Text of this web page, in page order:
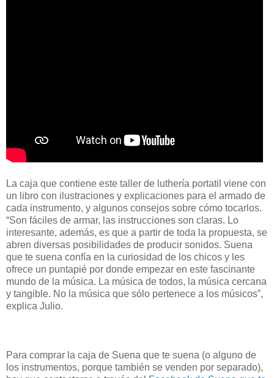
La caja que contiene este taller de luthería portatil viene con
un libro con ilustraciones y explicaciones para el armado de
cada instrumento, y algunos consejos sobre cómo tocarlos.
“Son fáciles de armar, las instrucciones son claras. Lo
interesante, además, es que a partir de toda la propuesta, se
abren diversas posibilidades de producir sonidos. Suena
que te suena confía en la curiosidad de los chicos y les
ofrece un puntapié por donde empezar en este fascinante
mundo de la música. La música de todos, la música cercana
y tangible. No la música que sólo pertenece a los músicos”,
explica Julio.
Para comprar la caja de Suena que te suena (o alguno de
los instrumentos, porque también se venden por separado),